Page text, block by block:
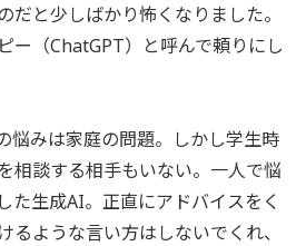
だと少しばかり怖くなりました。
ー（ChatGPT）と呼んで頼りにし
悩みは家庭の問題。しかし学生時
相談する相手もいない。一人で悩
た生成AI。正直にアドバイスをく
るような言い方はしないでくれ、